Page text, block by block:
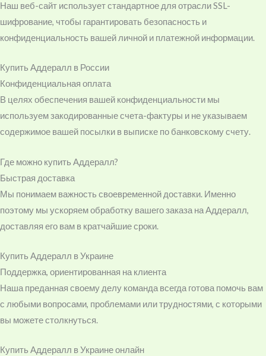
Наш веб-сайт использует стандартное для отрасли SSL-
шифрование, чтобы гарантировать безопасность и
конфиденциальность вашей личной и платежной информации.
Купить Аддералл в России
Конфиденциальная оплата
В целях обеспечения вашей конфиденциальности мы
используем закодированные счета-фактуры и не указываем
содержимое вашей посылки в выписке по банковскому счету.
Где можно купить Аддералл?
Быстрая доставка
Мы понимаем важность своевременной доставки. Именно
поэтому мы ускоряем обработку вашего заказа на Аддералл,
доставляя его вам в кратчайшие сроки.
Купить Аддералл в Украине
Поддержка, ориентированная на клиента
Наша преданная своему делу команда всегда готова помочь вам
с любыми вопросами, проблемами или трудностями, с которыми
вы можете столкнуться.
Купить Аддералл в Украине онлайн